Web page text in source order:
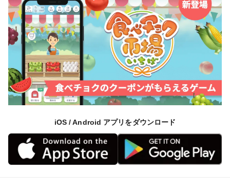
iOS / Android アプリをダウンロード